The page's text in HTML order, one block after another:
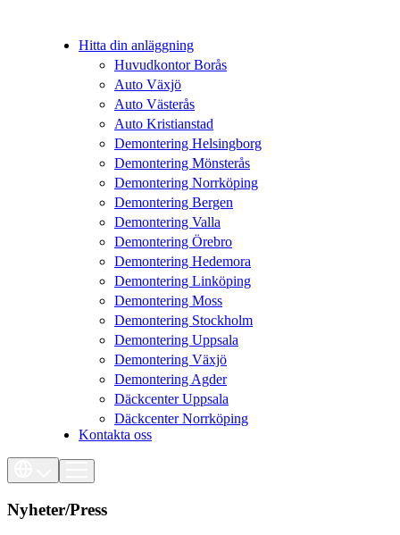
Hitta din anläggning
Huvudkontor Borås
Auto Växjö
Auto Västerås
Auto Kristianstad
Demontering Helsingborg
Demontering Mönsterås
Demontering Norrköping
Demontering Bergen
Demontering Valla
Demontering Örebro
Demontering Hedemora
Demontering Linköping
Demontering Moss
Demontering Stockholm
Demontering Uppsala
Demontering Växjö
Demontering Agder
Däckcenter Uppsala
Däckcenter Norrköping
Kontakta oss
Nyheter/Press